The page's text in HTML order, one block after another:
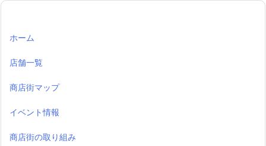
ホーム
店舗一覧
商店街マップ
イベント情報
商店街の取り組み